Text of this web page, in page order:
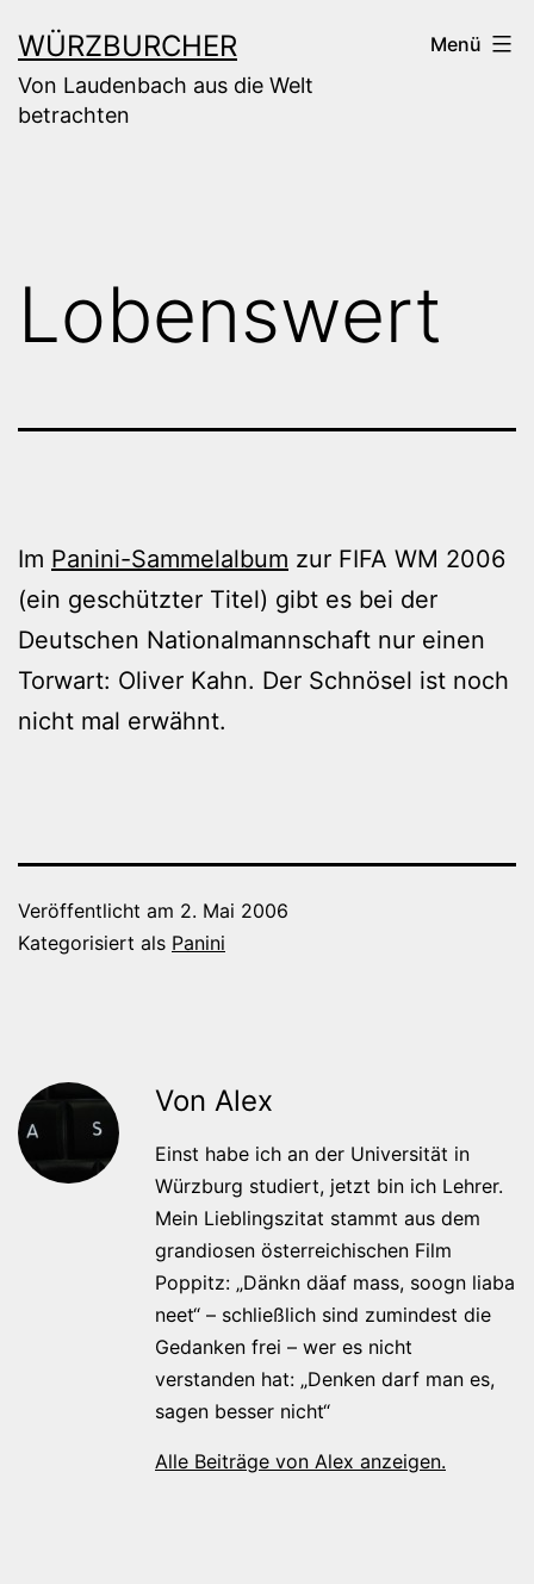
Inhalt
springen
WÜRZBURCHER
Von Laudenbach aus die Welt
betrachten
Menü
Lobenswert
Im Panini-Sammelalbum zur FIFA WM 2006
(ein geschützter Titel) gibt es bei der
Deutschen Nationalmannschaft nur einen
Torwart: Oliver Kahn. Der Schnösel ist noch
nicht mal erwähnt.
Veröffentlicht am 2. Mai 2006
Kategorisiert als Panini
Von Alex
Einst habe ich an der Universität in
Würzburg studiert, jetzt bin ich Lehrer.
Mein Lieblingszitat stammt aus dem
grandiosen österreichischen Film
Poppitz: „Dänkn däaf mass, soogn liaba
neet“ – schließlich sind zumindest die
Gedanken frei – wer es nicht
verstanden hat: „Denken darf man es,
sagen besser nicht“
Alle Beiträge von Alex anzeigen.